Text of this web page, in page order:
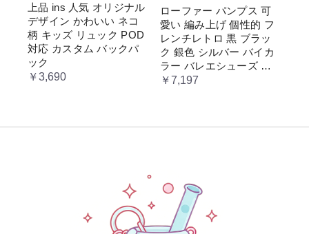
上品 ins 人気 オリジナル
デザイン かわいい ネコ
柄 キッズ リュック POD
対応 カスタム バックパ
ック
￥3,690
ローファー パンプス 可
愛い 編み上げ 個性的 フ
レンチレトロ 黒 ブラッ
ク 銀色 シルバー バイカ
ラー バレエシューズ 変
形ヒール 3.5cm ガーリー
￥7,197